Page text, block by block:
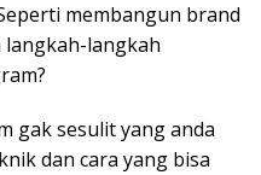
membangun brand
langkah-langkah
gak sesulit yang anda
dan cara yang bisa